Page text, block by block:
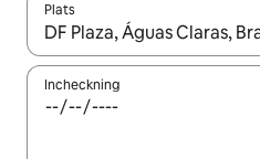
Plats
När resultaten är tillgängliga
Incheckning